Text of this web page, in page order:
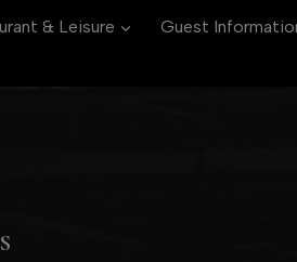
& Leisure Guest